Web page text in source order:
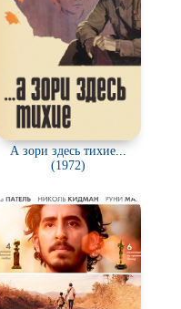
А зори здесь тихие...
(1972)